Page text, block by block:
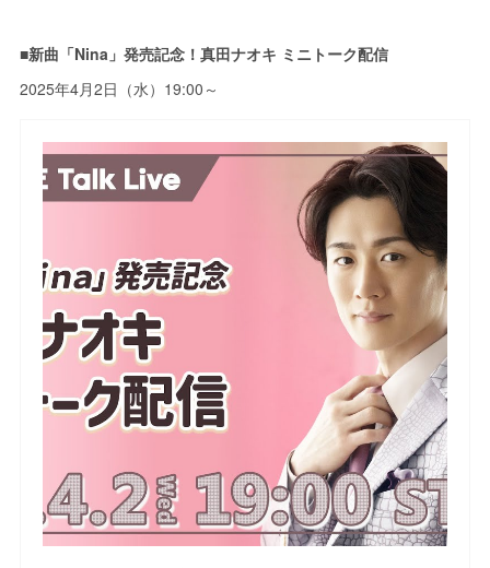
■新曲「Nina」発売記念！真田ナオキ ミニトーク配信
2025年4月2日（水）19:00～